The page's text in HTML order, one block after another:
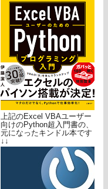
上記のExcel VBAユーザー
向けのPython超入門書の、
元になったキンドル本です
↓↓